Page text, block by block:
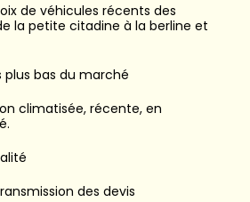
de véhicules récents des
la petite citadine à la berline et
plus bas du marché
climatisée, récente, en
des devis